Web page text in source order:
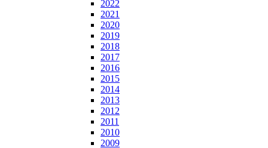
2022
2021
2020
2019
2018
2017
2016
2015
2014
2013
2012
2011
2010
2009